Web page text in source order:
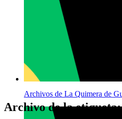
Archivos de La Quimera de
Archivo de la